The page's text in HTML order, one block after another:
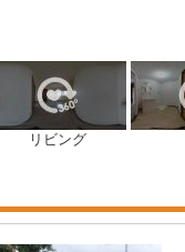
リビング